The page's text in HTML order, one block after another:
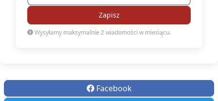
Zapisz
Wysyłamy maksymalnie 2 wiadomości w miesiącu.
Facebook